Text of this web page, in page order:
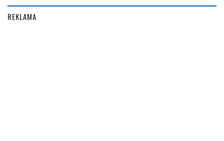
REKLAMA